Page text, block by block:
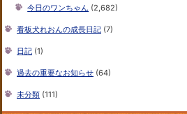
今日のワンちゃん (2,682)
看板犬れおんの成長日記 (7)
日記 (1)
過去の重要なお知らせ (64)
未分類 (111)